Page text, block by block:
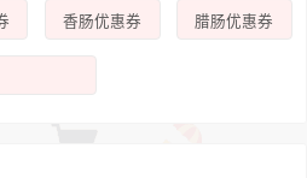
香肠优惠券 腊肠优惠券